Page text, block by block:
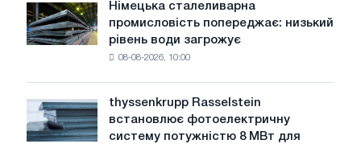
Німецька
сталеливарна
промисловість
води
загрожує
Німецька сталеливарна
промисловість попереджає: низький
рівень води загрожує
08-08-2026, 10:00
thyssenkrupp
Rasselstein
встановлює
thyssenkrupp Rasselstein
встановлює фотоелектричну
систему потужністю 8 МВт для